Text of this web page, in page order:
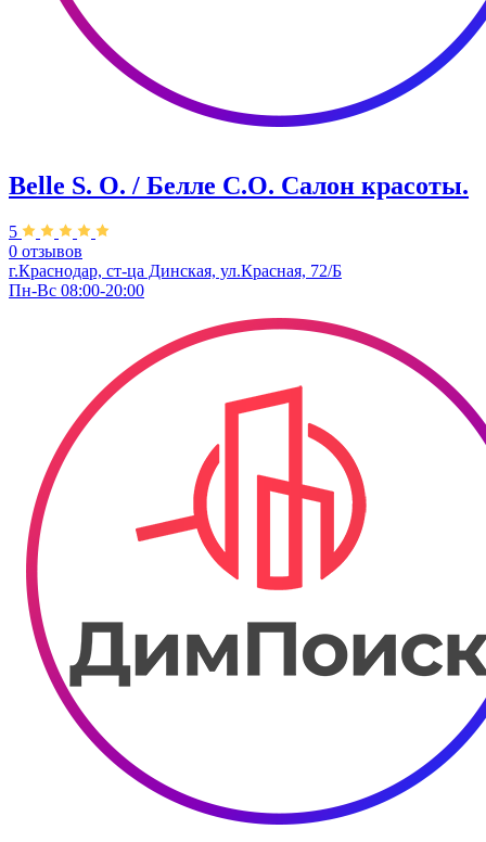
Belle S. O. / Белле С.О. Салон красоты.
5
0 отзывов
г.Краснодар, ст-ца Динская, ул.Красная, 72/Б
Пн-Вс 08:00-20:00